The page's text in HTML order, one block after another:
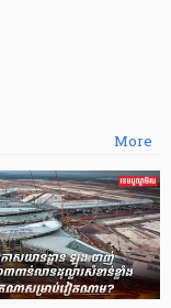
More